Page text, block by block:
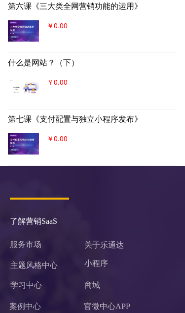
第六课《三大类全网营销功能的运用》
￥0.00
什么是网站？（下）
￥0.00
第七课《支付配置与独立小程序发布》
￥0.00
了解营销SaaS
关于乐通达
服务市场
主题风格中心 小程序
学习中心 商城
案例中心 官微中心APP